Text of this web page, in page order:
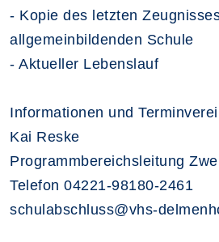
- Kopie des letzten
allgemeinbildenden Schule
- Aktueller Lebenslauf
Informationen und
Kai Reske
Programmbereichsleitung
Telefon 04221-98180-2461
schulabschluss@vhs-